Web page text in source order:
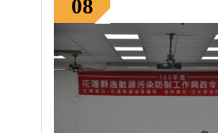
08